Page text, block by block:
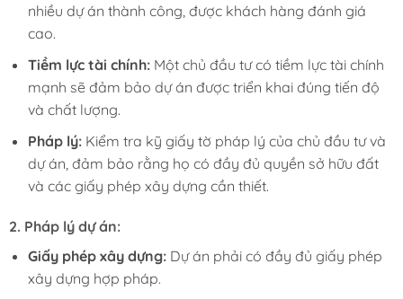
nhiều dự án thành công, được khách hàng đánh giá
cao.
Tiềm lực tài chính:Một chủ đầu tư có tiềm lực tài chính
mạnh sẽ đảm bảo dự án được triển khai đúng tiến độ
và chất lượng.
Pháp lý:Kiểm tra kỹ giấy tờ pháp lý của chủ đầu tư và
dự án, đảm bảo rằng họ có đầy đủ quyền sở hữu đất
và các giấy phép xây dựng cần thiết.
2. Pháp lý dự án:
Giấy phép xây dựng:Dự án phải có đầy đủ giấy phép
xây dựng hợp pháp.